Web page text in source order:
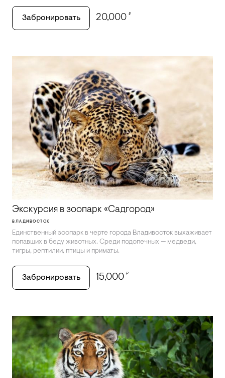
Забронировать 20,000 ₽
Экскурсия в зоопарк «Садгород»
ВЛАДИВОСТОК
Единственный зоопарк в черте города Владивосток выхаживает
попавших в беду животных. Среди подопечных — медведи,
тигры, рептилии, птицы и приматы.
Забронировать 15,000 ₽